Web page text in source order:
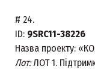
# 24.
ID: 9SRC11-38226
Назва проекту:
Лот:ЛОТ 1.